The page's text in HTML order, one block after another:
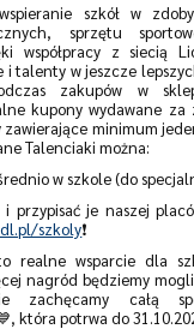
szkół w
sprzętu
współpracy z siecią
i talenty w jeszcze
zakupów w
kupony wydawane za
zawierające minimum
Talenciaki można:
w szkole (do
i przypisać je naszej
szkoly❗
realne wsparcie dla
nagród będziemy
zachęcamy całą
która potrwa do